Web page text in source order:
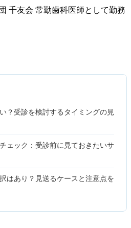
千友会 常勤歯科医師として勤務
？受診を検討するタイミングの見
ェック：受診前に見ておきたいサ
はあり？見送るケースと注意点を